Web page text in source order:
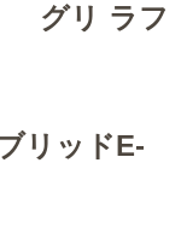
リ ラフ
リッドE-